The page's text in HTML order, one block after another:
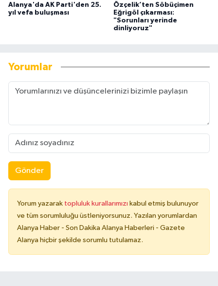
Alanya'da AK Parti'den 25.
yıl vefa buluşması
Özçelik’ten Söbüçimen
Eğrigöl çıkarması:
"Sorunları yerinde
dinliyoruz"
Yorumlar
Gönder
Yorum yazarak topluluk kurallarımızı kabul etmiş bulunuyor
ve tüm sorumluluğu üstleniyorsunuz. Yazılan yorumlardan
Alanya Haber - Son Dakika Alanya Haberleri - Gazete
Alanya hiçbir şekilde sorumlu tutulamaz.